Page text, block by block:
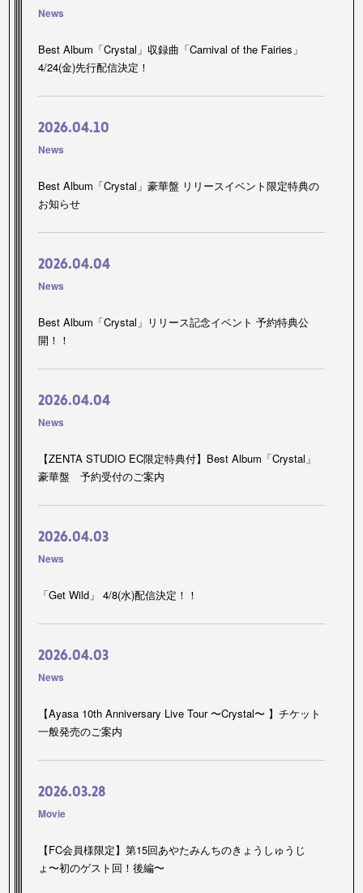
News
Best Album「Crystal」収録曲「Carnival of the Fairies」
4/24(金)先行配信決定！
2026.04.10
News
Best Album「Crystal」豪華盤 リリースイベント限定特典の
お知らせ
2026.04.04
News
Best Album「Crystal」リリース記念イベント 予約特典公
開！！
2026.04.04
News
【ZENTA STUDIO EC限定特典付】Best Album「Crystal」
豪華盤 予約受付のご案内
2026.04.03
News
「Get Wild」 4/8(水)配信決定！！
2026.04.03
News
【Ayasa 10th Anniversary Live Tour 〜Crystal〜 】チケット
一般発売のご案内
2026.03.28
Movie
【FC会員様限定】第15回あやたみんちのきょうしゅうじ
ょ〜初のゲスト回！後編〜